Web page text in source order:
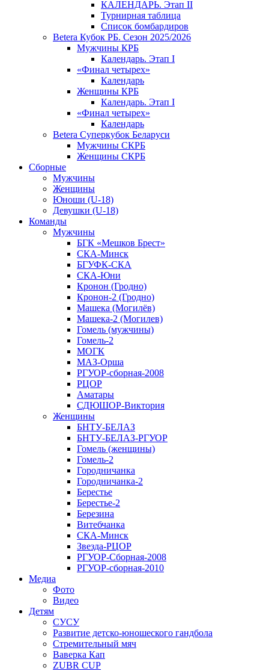
КАЛЕНДАРЬ. Этап II
Турнирная таблица
Список бомбардиров
Betera Кубок РБ. Сезон 2025/2026
Мужчины КРБ
Календарь. Этап I
«Финал четырех»
Календарь
Женщины КРБ
Календарь. Этап I
«Финал четырех»
Календарь
Betera Суперкубок Беларуси
Мужчины СКРБ
Женщины СКРБ
Сборные
Мужчины
Женщины
Юноши (U-18)
Девушки (U-18)
Команды
Мужчины
БГК «Мешков Брест»
СКА-Минск
БГУФК-СКА
СКА-Юни
Кронон (Гродно)
Кронон-2 (Гродно)
Машека (Могилёв)
Машека-2 (Могилев)
Гомель (мужчины)
Гомель-2
МОГК
МАЗ-Орша
РГУОР-сборная-2008
РЦОР
Аматары
СДЮШОР-Виктория
Женщины
БНТУ-БЕЛАЗ
БНТУ-БЕЛАЗ-РГУОР
Гомель (женщины)
Гомель-2
Городничанка
Городничанка-2
Берестье
Берестье-2
Березина
Витебчанка
СКА-Минск
Звезда-РЦОР
РГУОР-Сборная-2008
РГУОР-сборная-2010
Медиа
Фото
Видео
Детям
СУСУ
Развитие детско-юношеского гандбола
Стремительный мяч
Ваверка Кап
ZUBR CUP